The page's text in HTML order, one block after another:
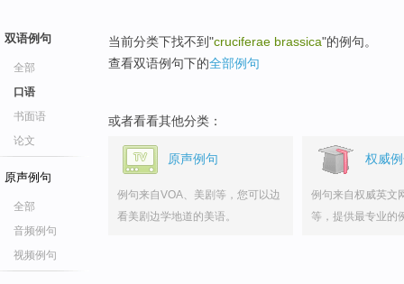
双语例句
全部
口语
书面语
论文
原声例句
全部
音频例句
视频例句
当前分类下找不到"cruciferae brassica"的例句。
查看双语例句下的全部例句
或者看看其他分类：
原声例句
例句来自VOA、美剧等，您可以边
看美剧边学地道的美语。
权威
例句来自权威英文
等，提供最专业的